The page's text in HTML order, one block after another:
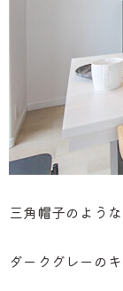
三角帽子のよう
ダークグレーの